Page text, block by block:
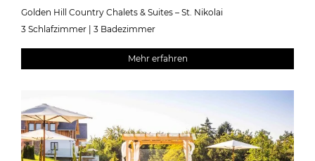
Golden Hill Country Chalets & Suites – St. Nikolai
3 Schlafzimmer | 3 Badezimmer
Mehr erfahren